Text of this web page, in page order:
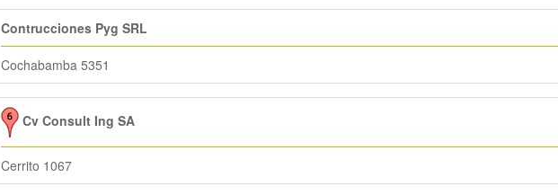
Contrucciones Pyg SRL
Cochabamba 5351
Cv Consult Ing SA
Cerrito 1067